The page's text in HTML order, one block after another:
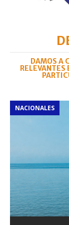
DAMOS A
NACIONALES